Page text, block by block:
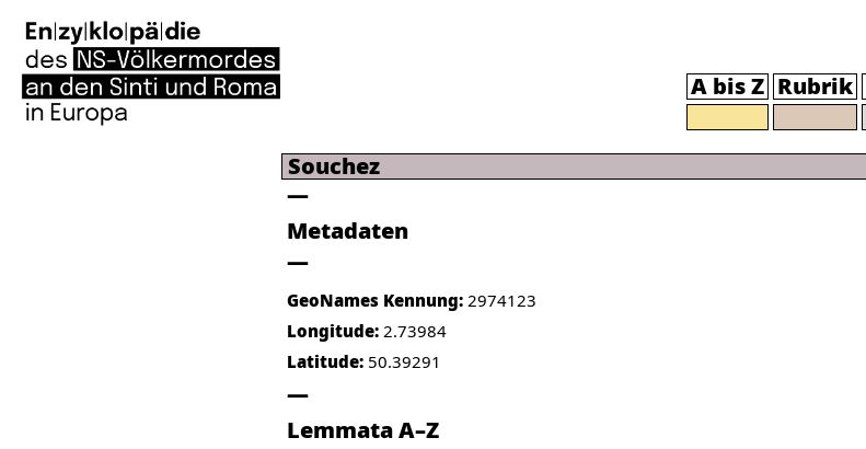
A bis Z Rubrik
Souchez
Metadaten
GeoNames Kennung: 2974123
Longitude: 2.73984
Latitude: 50.39291
Lemmata A–Z